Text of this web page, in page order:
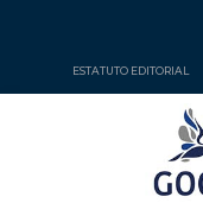
ESTATUTO EDITORIAL